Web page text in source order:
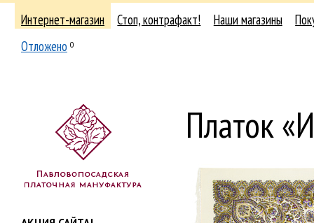
Интернет-магазин Стоп, контрафакт! Наши магазины
Отложено 0
Платок